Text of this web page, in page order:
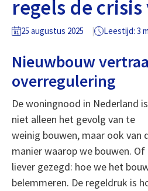
regels de
25 augustus 2025 Leestijd: 3
Nieuwbouw
overregulering
De woningnood in Nederland is
niet alleen het gevolg van te
weinig bouwen, maar ook van
manier waarop we bouwen. Of
liever gezegd: hoe we het
belemmeren. De regeldruk is